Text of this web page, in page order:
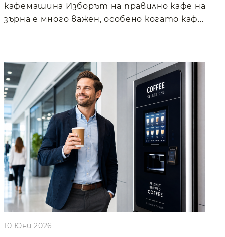
кафемашина Изборът на правилно кафе на
зърна е много важен, особено когато каф...
10 Юни 2026